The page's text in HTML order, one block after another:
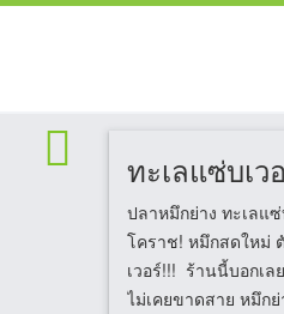
ทะเลแซ่บเว
ปลาหมึกย่าง ทะเลแซ่
โคราช! หมึกสดใหม่
เวอร์!!! ร้านนี้บอกเล
ไม่เคยขาดสาย หมึก